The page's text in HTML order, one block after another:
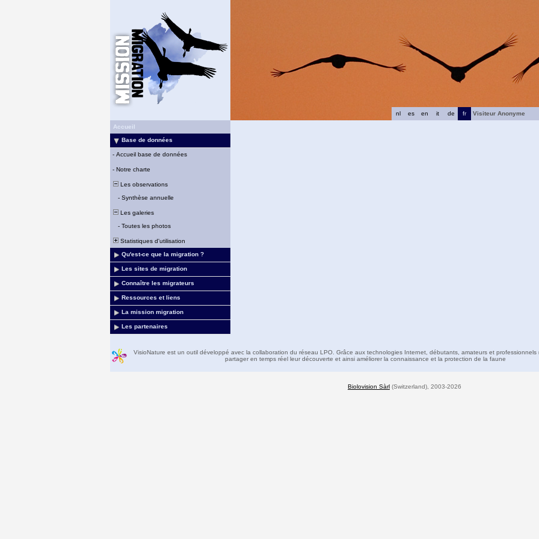
fr
de
it
en
es
nl
Visiteur Anonyme
Accueil
Base de données
- Accueil base de données
- Notre charte
Les observations
- Synthèse annuelle
Les galeries
- Toutes les photos
Statistiques d'utilisation
Qu'est-ce que la migration ?
Les sites de migration
Connaître les migrateurs
Ressources et liens
La mission migration
Les partenaires
VisioNature est un outil développé avec la collaboration du réseau LPO. Grâce aux technologies Internet, débutants, amateurs et professionnels
partager en temps réel leur découverte et ainsi améliorer la connaissance et la protection de la faune
Biolovision Sàrl (Switzerland), 2003-2026